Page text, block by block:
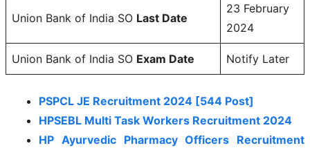
Union Bank of India SO Last Date
23 February
2024
Union Bank of India SO Exam Date Notify Later
PSPCL JE Recruitment 2024 [544 Post]
HPSEBL Multi Task Workers Recruitment 2024
HP Ayurvedic Pharmacy Officers Recruitment